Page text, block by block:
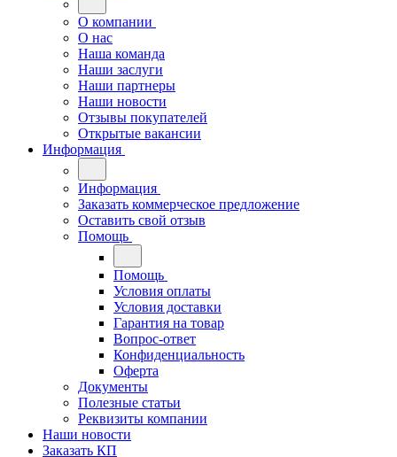
О компании
О нас
Наша команда
Наши заслуги
Наши партнеры
Наши новости
Отзывы покупателей
Открытые вакансии
Информация
Информация
Заказать коммерческое предложение
Оставить свой отзыв
Помощь
Помощь
Условия оплаты
Условия доставки
Гарантия на товар
Вопрос-ответ
Конфиденциальность
Оферта
Документы
Полезные статьи
Реквизиты компании
Наши новости
Заказать КП